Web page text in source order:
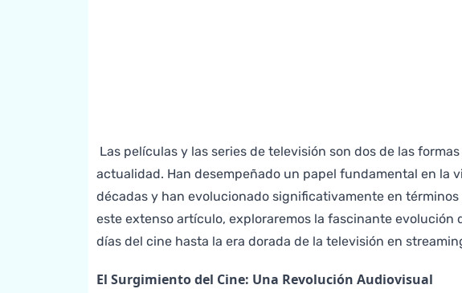
Las películas y las series de televisión son dos de las
actualidad. Han desempeñado un papel fundamental en la
décadas y han evolucionado significativamente en
este extenso artículo, exploraremos la fascinante evolución
días del cine hasta la era dorada de la televisión en
El Surgimiento del Cine: Una Revolución Audiovisual